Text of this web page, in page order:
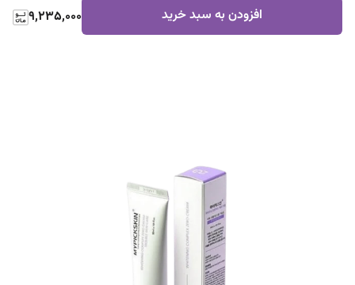
9,235,000 افزودن به سبد خرید